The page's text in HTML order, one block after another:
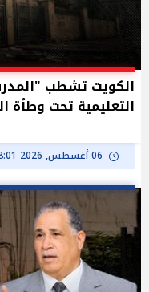
الكويت تشطب
التعليمية تحت وطأة
06 أغسطس, 2026 08:01 م